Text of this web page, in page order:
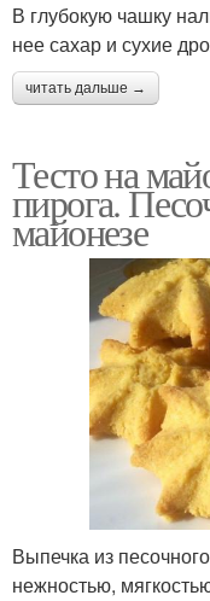
В глубокую чашку
нее сахар и сухие
читать дальше →
Тесто на
пирога.
майонезе
Выпечка из
нежностью,